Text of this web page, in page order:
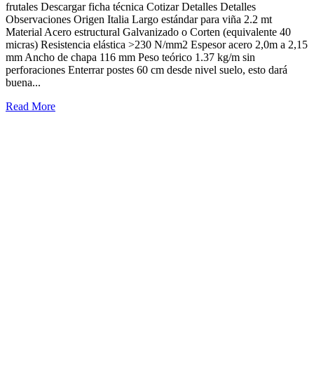
frutales Descargar ficha técnica Cotizar Detalles Detalles
Observaciones Origen Italia Largo estándar para viña 2.2 mt
Material Acero estructural Galvanizado o Corten (equivalente 40
micras) Resistencia elástica >230 N/mm2 Espesor acero 2,0m a 2,15
mm Ancho de chapa 116 mm Peso teórico 1.37 kg/m sin
perforaciones Enterrar postes 60 cm desde nivel suelo, esto dará
buena...
Read More